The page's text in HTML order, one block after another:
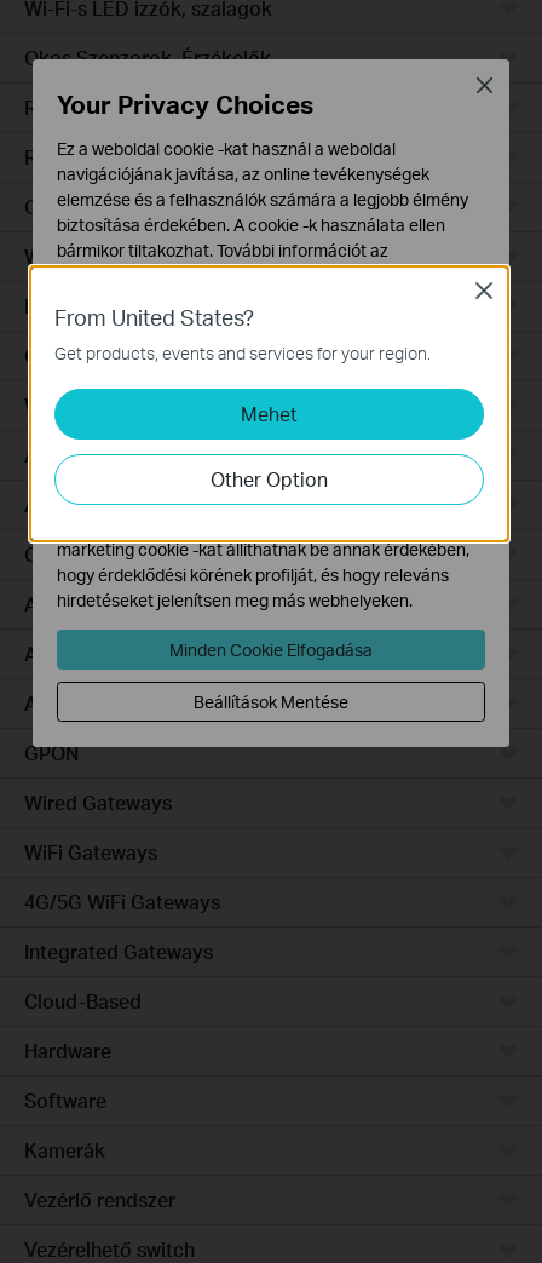
Wi-Fi-s LED izzók, szalagok
Okos Szenzorok, Érzékelők
Robotporszívók
Robotporszívó tartozékok
Ceiling Mount
Wall Plate
Desktop
Outdoor
Wireless Bridge
Aggregation
Access
Campus
Access Pro
Access Plus
Access Max
GPON
Wired Gateways
WiFi Gateways
4G/5G WiFi Gateways
Integrated Gateways
Cloud-Based
Hardware
Software
Kamerák
Vezérlő rendszer
Vezérelhető switch
From United States?
Get products, events and services for your region.
Mehet
Other Option
Close
Your Privacy Choices
Ez a weboldal cookie -kat használ a weboldal
navigációjának javítása, az online tevékenységek
elemzése és a felhasználók számára a legjobb élmény
biztosítása érdekében. A cookie -k használata ellen
bármikor tiltakozhat. További információt az
Alap Cookie-k
Ezek a cookie -k a webhely működéséhez szükségesek,
és nem tilthatók le a rendszereiben.
Marketing és Elemző Cookie-k
Az elemző cookie -k lehetővé teszik számunkra, hogy
elemezzük weboldalunkon végzett tevékenységeit, hogy
javítsuk és módosítsuk webhelyünk működését.
marketing cookie -kat állíthatnak be annak érdekében,
hogy érdeklődési körének profilját, és hogy releváns
hirdetéseket jelenítsen meg más webhelyeken.
Minden Cookie Elfogadása
Beállítások Mentése
Close